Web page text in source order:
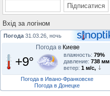
Вхiд за логiном
Погода 31.03.26, ночь
Погода в Киеве
+9° влажность: 79%
давление: 738 мм
ветер: 1 м/с,
Погода в Ивано-Франковске
Погода в Донецке